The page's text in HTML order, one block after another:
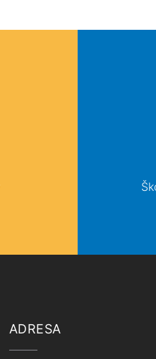
ADRESA